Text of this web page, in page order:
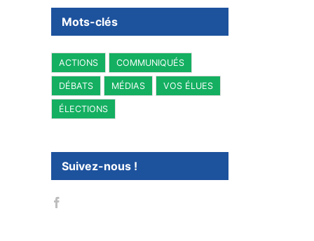
Mots-clés
ACTIONS COMMUNIQUÉS
DÉBATS MÉDIAS VOS ÉLUES
ÉLECTIONS
Suivez-nous !